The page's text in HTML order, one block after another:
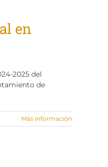
en
2025 del
de
Más información